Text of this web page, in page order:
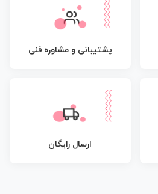
پشتیبانی و مشاوره فنی
ارسال رایگان